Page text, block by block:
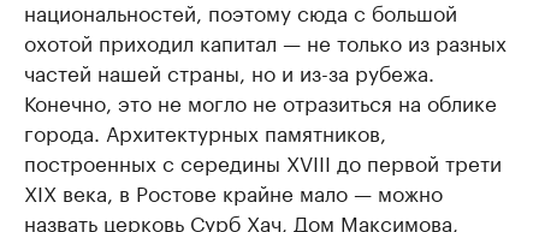
национальностей, поэтому сюда с большой
охотой приходил капитал — не только из разных
частей нашей страны, но и из-за рубежа.
Конечно, это не могло не отразиться на облике
города. Архитектурных памятников,
построенных с середины XVIII до первой трети
XIX века, в Ростове крайне мало — можно
назвать церковь Сурб Хач, Дом Максимова,